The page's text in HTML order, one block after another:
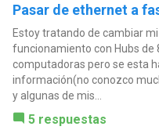
Pasar de ethernet a
Estoy tratando de cambiar
funcionamiento con Hubs de
computadoras pero se esta
información(no conozco
y algunas de mis...
5 respuestas